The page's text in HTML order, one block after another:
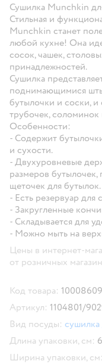
Сушилка Munchkin
Стильная и
Munchkin станет
любой кухне! Она
сосок, чашек,
принадлежностей.
Сушилка
поднимающимися
бутылочки и соски,
трубочек,
Особенности:
- Содержит
и сухости.
- Двухуровневые
размеров бутылочек,
щеточек для бутылок.
- Есть резервуар
- Закругленные
- Складывается для
- Можно мыть на
Цены в интернет-
от розничных
Код товара:
Артикул: 1104801/
Вид посуды: сушилка
Длина упаковки, см: 6
Ширина упаковки, см: